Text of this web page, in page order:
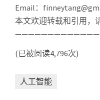
Email：
本文欢迎转载和引用，
(已被阅读4,796次)
人工智能